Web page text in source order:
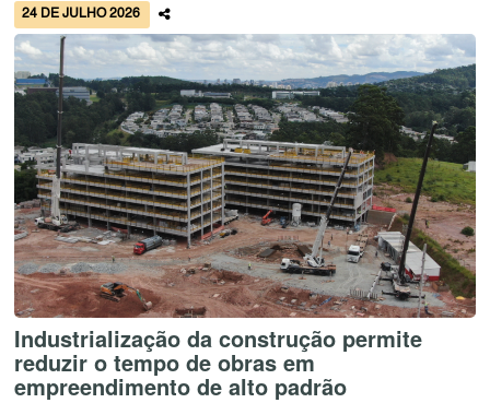
24 DE JULHO 2026
Industrialização da construção permite
reduzir o tempo de obras em
empreendimento de alto padrão